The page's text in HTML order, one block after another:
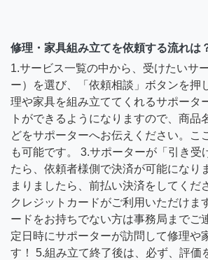
修理・家具組み立てを依頼する流れは
1.サービス一覧の中から、受けたいサ
ー）を選び、「依頼相談」ボタンを押
理や家具を組み立ててくれるサポータ
トができるようになりますので、商品
どをサポーターへお伝えください。こ
も可能です。 3.サポーターが「引き受
たら、依頼者様側で決済が可能になり
まりましたら、前払い決済をしてくだ
クレジットカードがご利用いただけま
ードをお持ちでない方は事務局までご
定日時にサポーターが訪問して修理や
す！ 5.組み立て終了後は、必ず、評価